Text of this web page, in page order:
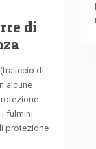
di
di
alcune
fulmini
protezione